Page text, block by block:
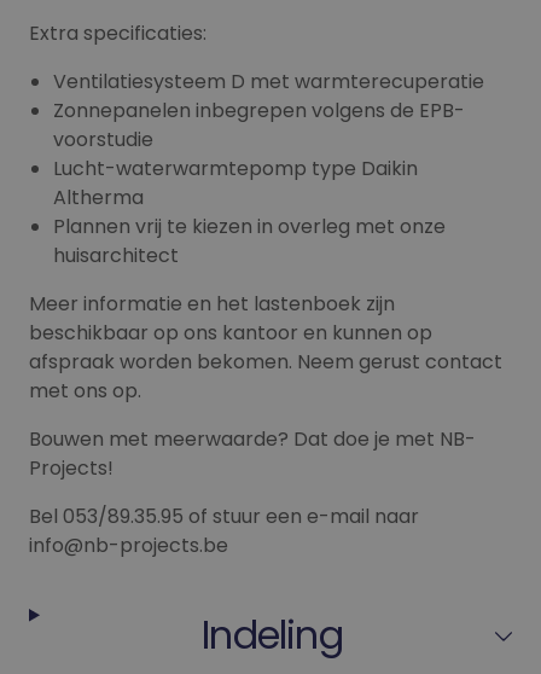
Extra specificaties:
Ventilatiesysteem D met warmterecuperatie
Zonnepanelen inbegrepen volgens de EPB-
voorstudie
Lucht-waterwarmtepomp type Daikin
Altherma
Plannen vrij te kiezen in overleg met onze
huisarchitect
Meer informatie en het lastenboek zijn
beschikbaar op ons kantoor en kunnen op
afspraak worden bekomen. Neem gerust contact
met ons op.
Bouwen met meerwaarde? Dat doe je met NB-
Projects!
Bel 053/89.35.95 of stuur een e-mail naar
info@nb-projects.be
Indeling